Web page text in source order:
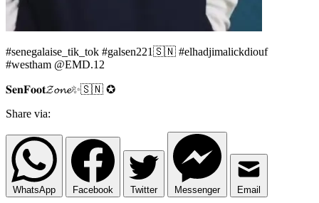
#senegalaise_tik_tok #galsen221🇸🇳 #elhadjimalickdiouf
#westham @EMD.12
𝐒𝐞𝐧𝐅𝐨𝐨𝐭𝓩𝓸𝓷𝓮✨🇸🇳 ✪
Share via:
WhatsApp Facebook Twitter Messenger Email